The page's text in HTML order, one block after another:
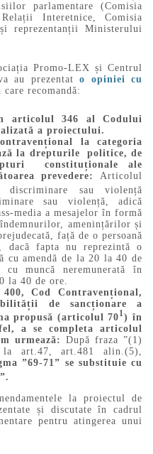
parlamentare (Comisia
Interetnice, Comisia
reprezentanții Ministerului
Promo-LEX și Centrul
au prezentato opiniei cu
care recomandă:
articolul 346 al Codului
a proiectului.
la categoria
la drepturile politice, de
constituționale ale
prevedere: Articolul
sau violență
sau violență, adică
media a mesajelor în formă
amenințărilor și
față de o persoană
dacă fapta nu reprezintă o
cu amendă de la 20 la 40 de
muncă neremunerată în
la 40 de ore.
Cod Contravențional,
de sancționare a
propusă (articolul 701) în
a se completa articolul
urmează: După fraza ”(1)
la art.47, art.481 alin.(5),
”69-71” se substituie cu
la proiectul de
și discutate în cadrul
pentru atingerea unui